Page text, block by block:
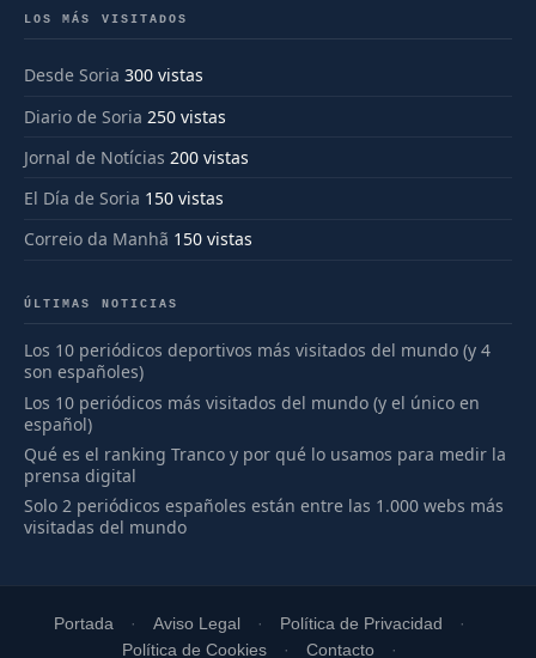
LOS MÁS VISITADOS
Desde Soria 300 vistas
Diario de Soria 250 vistas
Jornal de Notícias 200 vistas
El Día de Soria 150 vistas
Correio da Manhã 150 vistas
ÚLTIMAS NOTICIAS
Los 10 periódicos deportivos más visitados del mundo (y 4
son españoles)
Los 10 periódicos más visitados del mundo (y el único en
español)
Qué es el ranking Tranco y por qué lo usamos para medir la
prensa digital
Solo 2 periódicos españoles están entre las 1.000 webs más
visitadas del mundo
Portada Aviso Legal
Política de Privacidad
Política de Cookies
Contacto